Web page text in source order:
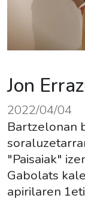
Jon
2022/04/04
Bartzelonan
"Paisaiak"
Gabolats
apirilaren